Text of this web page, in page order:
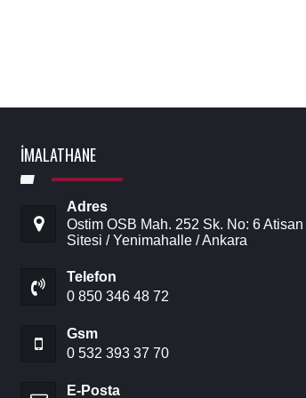
İMALATHANE
Adres
Ostim OSB Mah. 252 Sk. No: 6
Sitesi / Yenimahalle / Ankara
Telefon
0 850 346 48 72
Gsm
0 532 393 37 70
E-Posta